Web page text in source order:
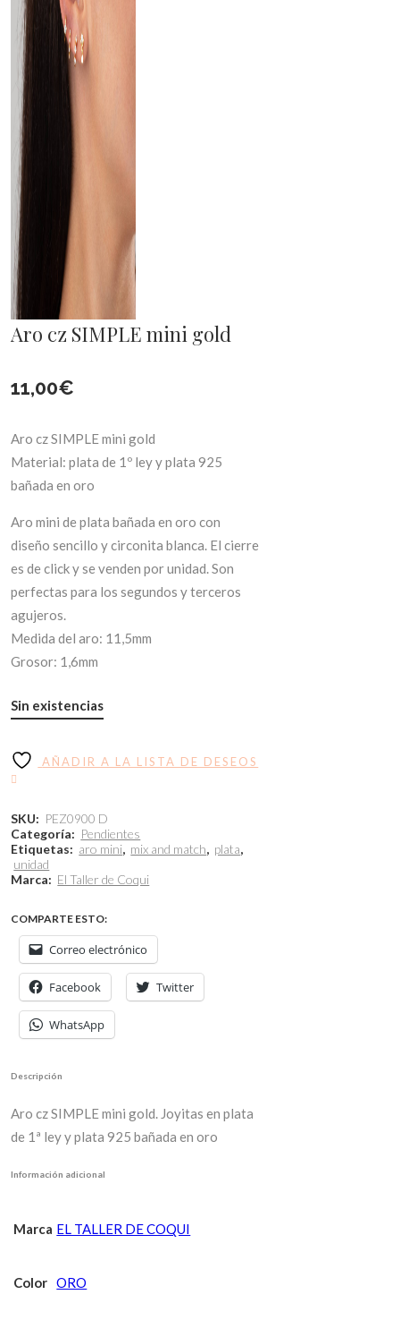
Aro cz SIMPLE mini gold
11,00€
Aro cz SIMPLE mini gold
Material: plata de 1º ley y plata 925
bañada en oro
Aro mini de plata bañada en oro con
diseño sencillo y circonita blanca. El cierre
es de click y se venden por unidad. Son
perfectas para los segundos y terceros
agujeros.
Medida del aro: 11,5mm
Grosor: 1,6mm
Sin existencias
AÑADIR A LA LISTA DE DESEOS
SKU: PEZ0900 D
Categoría: Pendientes
Etiquetas: aro mini, mix and match, plata,
unidad
Marca: El Taller de Coqui
COMPARTE ESTO:
Correo electrónico
Facebook Twitter
WhatsApp
Descripción
Aro cz SIMPLE mini gold. Joyitas en plata
de 1ª ley y plata 925 bañada en oro
Información adicional
Marca EL TALLER DE COQUI
Color ORO